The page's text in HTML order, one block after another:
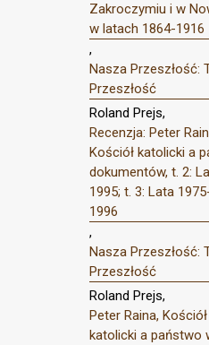
Zakroczymiu i w
w latach 1864-1916
,
Nasza Przeszłość:
Przeszłość
Roland Prejs,
Recenzja: Peter
Kościół katolicki a
dokumentów, t. 2:
1995; t. 3: Lata
1996
,
Nasza Przeszłość:
Przeszłość
Roland Prejs,
Peter Raina,
katolicki a państwo